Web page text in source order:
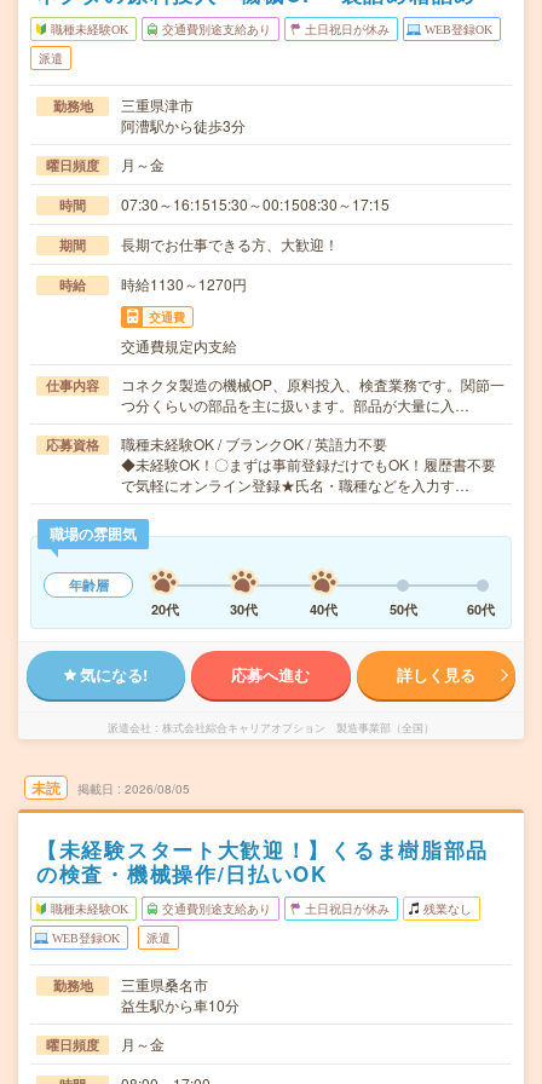
職種未経験OK 交通費別途支給あり 土日祝日が休み WEB登録OK
派遣
勤務地
三重県津市
阿漕駅から徒歩3分
曜日頻度 月～金
時間 07:30～16:1515:30～00:1508:30～17:15
期間 長期でお仕事できる方、大歓迎！
時給 時給1130～1270円
交通費
交通費規定内支給
仕事内容
コネクタ製造の機械OP、原料投入、検査業務です。関節一
つ分くらいの部品を主に扱います。部品が大量に入…
応募資格
職種未経験OK / ブランクOK / 英語力不要
◆未経験OK！〇まずは事前登録だけでもOK！履歴書不要
で気軽にオンライン登録★氏名・職種などを入力す…
職場の雰囲気
年齢層
20代
30代 40代 50代 60代
気になる! 応募へ進む 詳しく見る
派遣会社 株式会社綜合キャリアオプション 製造事業部（全国）
未読 掲載日 2026/08/05
【未経験スタート大歓迎！】くるま樹脂部品
の検査・機械操作/日払いOK
職種未経験OK 交通費別途支給あり 土日祝日が休み 残業なし
WEB登録OK 派遣
勤務地
三重県桑名市
益生駅から車10分
曜日頻度 月～金